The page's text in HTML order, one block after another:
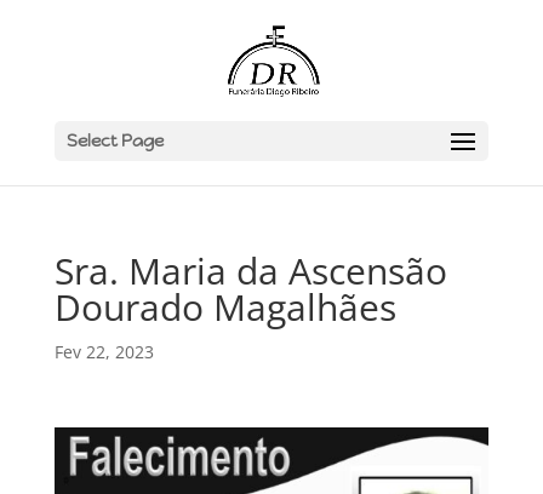
Select Page
Sra. Maria da Ascensão
Dourado Magalhães
Fev 22, 2023